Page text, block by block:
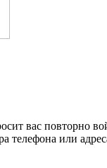
вас повторно
телефона или